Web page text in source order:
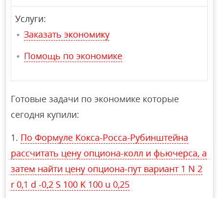
Услуги:
Заказать экономику
Помощь по экономике
Готовые задачи по экономике которые
сегодня купили:
По Формуле Кокса-Росса-Рубинштейна
рассчитать цену опциона-колл и фьючерса, а
затем найти цену опциона-пут вариант 1 N 2
r 0,1 d -0,2 S 100 K 100 u 0,25